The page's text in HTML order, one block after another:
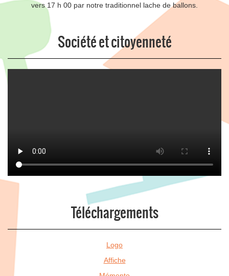
vers 17 h 00 par notre traditionnel lache de ballons.
Société et citoyenneté
Téléchargements
Logo
Affiche